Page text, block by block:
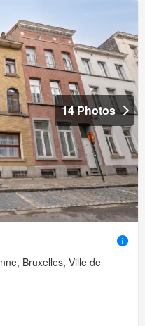
14 Photos
Bruxelles, Ville de